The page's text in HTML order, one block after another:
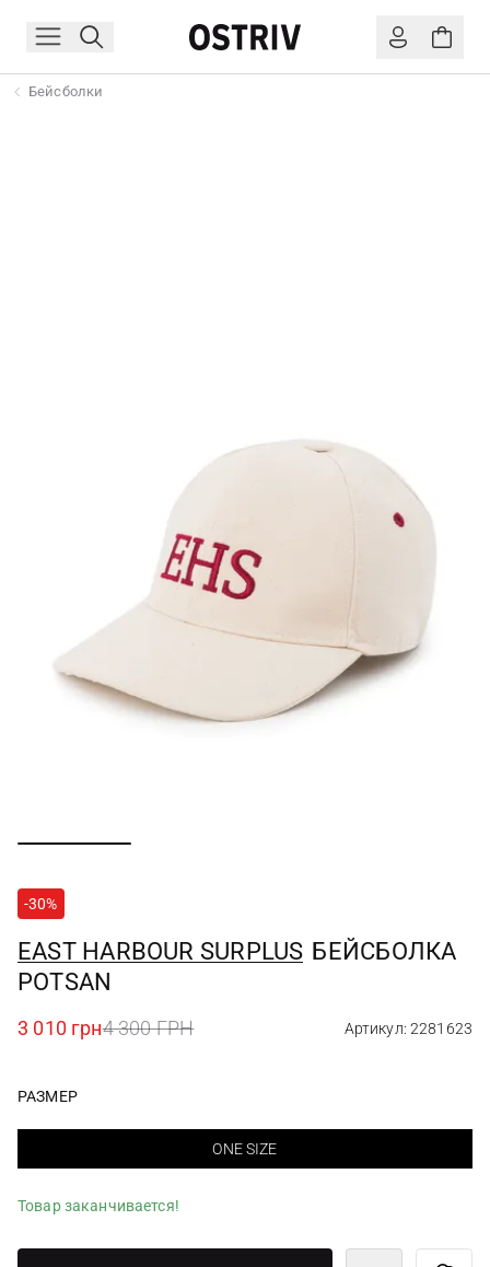
Бейсболки
-30%
EAST HARBOUR SURPLUS БЕЙСБОЛКА
POTSAN
3 010 грн4 300 ГРН Артикул: 2281623
РАЗМЕР
ONE SIZE
Товар заканчивается!